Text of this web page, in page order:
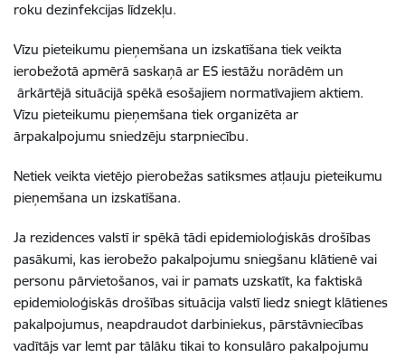
roku dezinfekcijas līdzekļu.
Vīzu pieteikumu pieņemšana un izskatīšana tiek veikta
ierobežotā apmērā saskaņā ar ES iestāžu norādēm un
ārkārtējā situācijā spēkā esošajiem normatīvajiem aktiem.
Vīzu pieteikumu pieņemšana tiek organizēta ar
ārpakalpojumu sniedzēju starpniecību.
Netiek veikta vietējo pierobežas satiksmes atļauju pieteikumu
pieņemšana un izskatīšana.
Ja rezidences valstī ir spēkā tādi epidemioloģiskās drošības
pasākumi, kas ierobežo pakalpojumu sniegšanu klātienē vai
personu pārvietošanos, vai ir pamats uzskatīt, ka faktiskā
epidemioloģiskās drošības situācija valstī liedz sniegt klātienes
pakalpojumus, neapdraudot darbiniekus, pārstāvniecības
vadītājs var lemt par tālāku tikai to konsulāro pakalpojumu